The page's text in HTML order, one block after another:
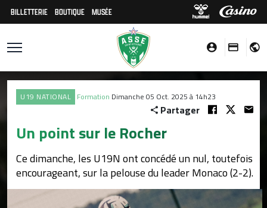
BILLETTERIE BOUTIQUE MUSÉE
U19 NATIONAL Formation Dimanche 05 Oct. 2025 à 14h23
Partager
Un point sur le Rocher
Ce dimanche, les U19N ont concédé un nul, toutefois
encourageant, sur la pelouse du leader Monaco (2-2).